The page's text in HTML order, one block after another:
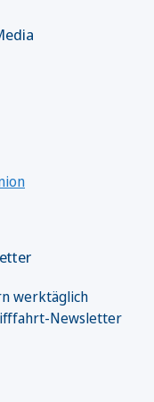
werktäglich
Newsletter